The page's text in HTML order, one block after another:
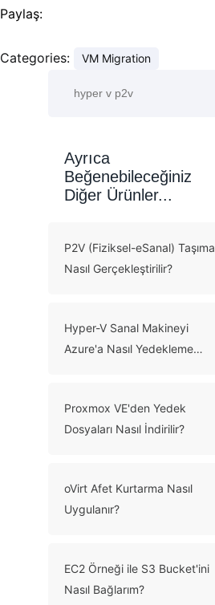
Paylaş:
Categories: VM Migration
Ayrıca
Beğenebileceğiniz
Diğer Ürünler...
P2V (Fiziksel-eSanal) Taşıma
Nasıl Gerçekleştirilir?
Hyper-V Sanal Makineyi
Azure'a Nasıl Yedekleme
Proxmox VE'den Yedek
Dosyaları Nasıl İndirilir?
oVirt Afet Kurtarma Nasıl
Uygulanır?
EC2 Örneği ile S3 Bucket'ini
Nasıl Bağlarım?